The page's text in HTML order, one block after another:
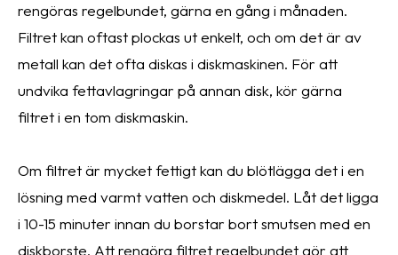
rengöras regelbundet, gärna en gång i månaden.
Filtret kan oftast plockas ut enkelt, och om det är av
metall kan det ofta diskas i diskmaskinen. För att
undvika fettavlagringar på annan disk, kör gärna
filtret i en tom diskmaskin.
Om filtret är mycket fettigt kan du blötlägga det i en
lösning med varmt vatten och diskmedel. Låt det ligga
i 10-15 minuter innan du borstar bort smutsen med en
diskborste. Att rengöra filtret regelbundet gör att